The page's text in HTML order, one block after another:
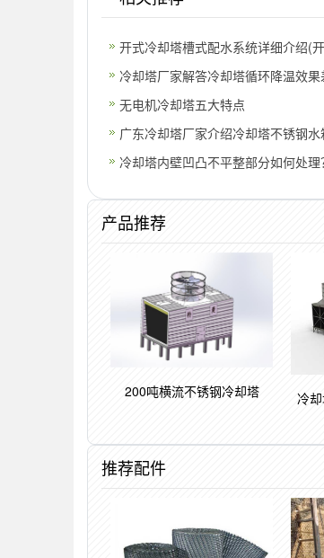
开式冷却塔槽式配水系统详细介绍(
冷却塔厂家解答冷却塔循环降温效
塔
无电机冷却塔五大特点
广东冷却塔厂家介绍冷却塔不锈钢
(广
冷却塔内壁凹凸不平整部分如何处
产品推荐
200吨横流不锈钢冷却塔 冷
推荐配件